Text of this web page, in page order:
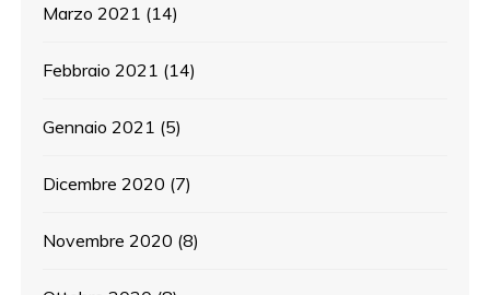
Marzo 2021 (14)
Febbraio 2021 (14)
Gennaio 2021 (5)
Dicembre 2020 (7)
Novembre 2020 (8)